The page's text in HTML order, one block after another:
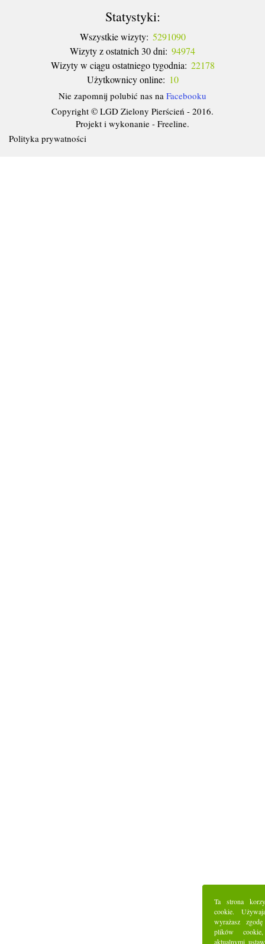
Statystyki:
Wszystkie wizyty: 5291090
Wizyty z ostatnich 30 dni: 94974
Wizyty w ciągu ostatniego tygodnia: 22178
Użytkownicy online: 10
Nie zapomnij polubić nas na Facebooku
Copyright © LGD Zielony Pierścień - 2016.
Projekt i wykonanie - Freeline.
Polityka prywatności
Ta strona
cookie.
wyrażasz
plików
aktualnymi